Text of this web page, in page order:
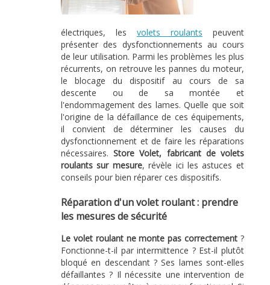
électriques, les volets roulants peuvent
présenter des dysfonctionnements au cours
de leur utilisation. Parmi les problèmes les plus
récurrents, on retrouve les pannes du moteur,
le blocage du dispositif au cours de sa
descente ou de sa montée et
l'endommagement des lames. Quelle que soit
l'origine de la défaillance de ces équipements,
il convient de déterminer les causes du
dysfonctionnement et de faire les réparations
nécessaires.Store Volet, fabricant de volets
roulants sur mesure, révèle ici les astuces et
conseils pour bien réparer ces dispositifs.
Réparation d'un volet roulant : prendre
les mesures de sécurité
Le volet roulant ne monte pas correctement ?
Fonctionne-t-il par intermittence ? Est-il plutôt
bloqué en descendant ? Ses lames sont-elles
défaillantes ? Il nécessite une intervention de